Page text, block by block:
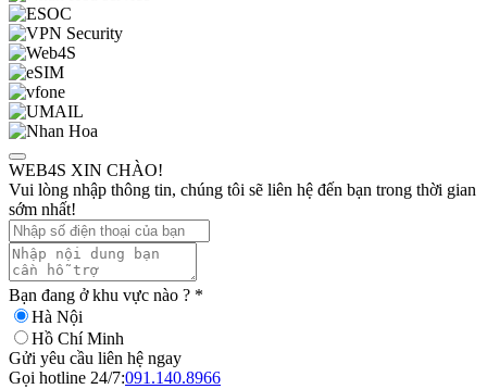
WEB4S XIN CHÀO!
Vui lòng nhập thông tin, chúng tôi sẽ liên hệ đến bạn trong thời gian
sớm nhất!
Bạn đang ở khu vực nào ? *
Hà Nội
Hồ Chí Minh
Gửi yêu cầu liên hệ ngay
Gọi hotline 24/7:091.140.8966